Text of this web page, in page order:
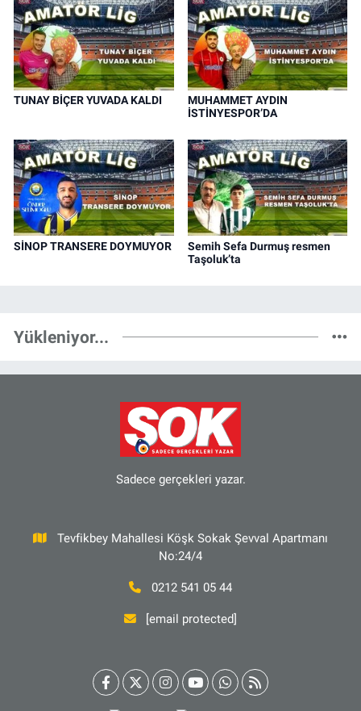
TUNAY BİÇER YUVADA KALDI
MUHAMMET AYDIN
İSTİNYESPOR’DA
SİNOP TRANSERE DOYMUYOR
Semih Sefa Durmuş resmen
Taşoluk’ta
Yükleniyor...
Sadece gerçekleri yazar.
Tevfikbey Mahallesi Köşk Sokak Şevval Apartmanı
No:24/4
0212 541 05 44
[email protected]